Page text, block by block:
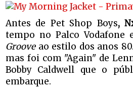
Antes de Pet Shop Boys,
tempo no Palco Vodafone
Grooveao estilo dos anos
mas foi com "Again" de
Bobby Caldwell que o
embarque.